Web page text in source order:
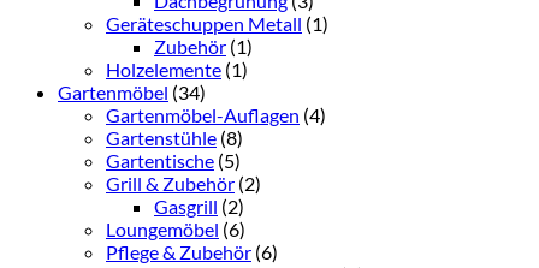
Geräteschuppen Metall (1)
Zubehör (1)
Holzelemente (1)
Gartenmöbel (34)
Gartenmöbel-Auflagen (4)
Gartenstühle (8)
Gartentische (5)
Grill & Zubehör (2)
Gasgrill (2)
Loungemöbel (6)
Pflege & Zubehör (6)